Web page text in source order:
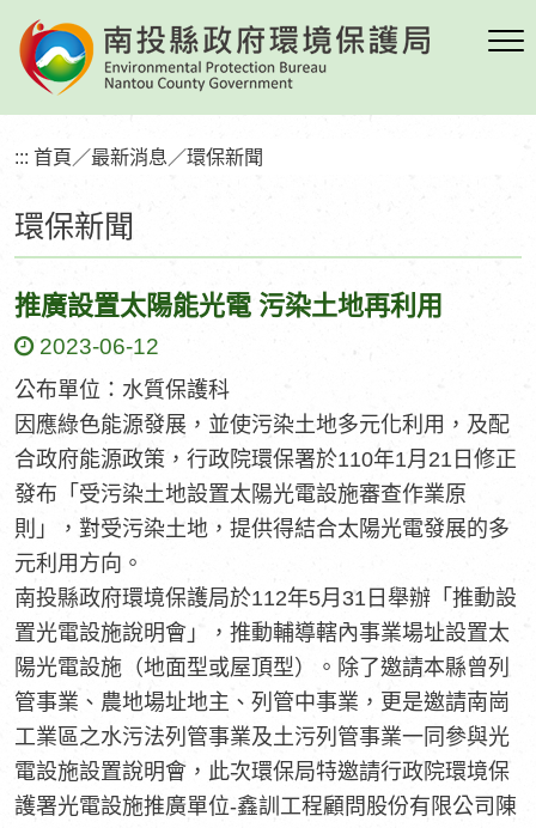
到
要
區
塊環保新聞
::: 首頁 ／最新消息 ／環保新聞
推廣設置太陽能光電 污染土地再利用
2023-06-12
公布單位：水質保護科
因應綠色能源發展，並使污染土地多元化利用，及配
合政府能源政策，行政院環保署於110年1月21日修正
發布「受污染土地設置太陽光電設施審查作業原
則」，對受污染土地，提供得結合太陽光電發展的多
元利用方向。
南投縣政府環境保護局於112年5月31日舉辦「推動設
置光電設施說明會」，推動輔導轄內事業場址設置太
陽光電設施（地面型或屋頂型）。除了邀請本縣曾列
管事業、農地場址地主、列管中事業，更是邀請南崗
工業區之水污法列管事業及土污列管事業一同參與光
電設施設置說明會，此次環保局特邀請行政院環境保
護署光電設施推廣單位-鑫訓工程顧問股份有限公司陳